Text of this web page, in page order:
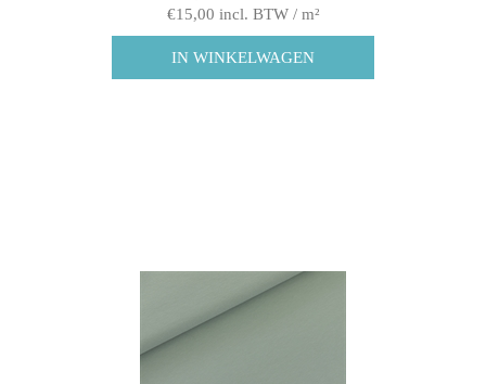
€15,00 incl. BTW / m²